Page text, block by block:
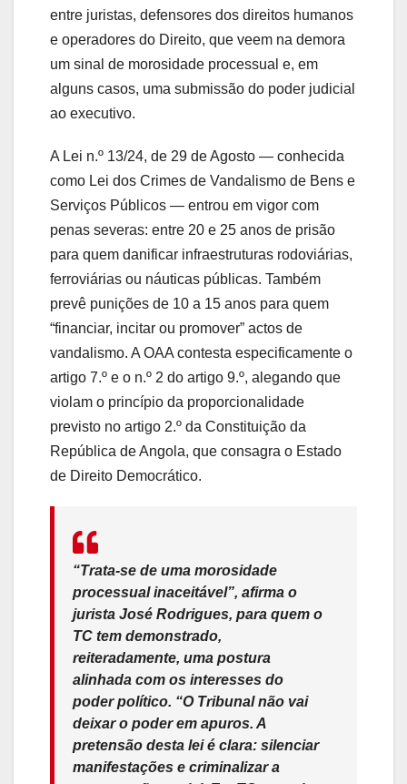
entre juristas, defensores dos direitos humanos
e operadores do Direito, que veem na demora
um sinal de morosidade processual e, em
alguns casos, uma submissão do poder judicial
ao executivo.
A Lei n.º 13/24, de 29 de Agosto — conhecida
como Lei dos Crimes de Vandalismo de Bens e
Serviços Públicos — entrou em vigor com
penas severas: entre 20 e 25 anos de prisão
para quem danificar infraestruturas rodoviárias,
ferroviárias ou náuticas públicas. Também
prevê punições de 10 a 15 anos para quem
“financiar, incitar ou promover” actos de
vandalismo. A OAA contesta especificamente o
artigo 7.º e o n.º 2 do artigo 9.º, alegando que
violam o princípio da proporcionalidade
previsto no artigo 2.º da Constituição da
República de Angola, que consagra o Estado
de Direito Democrático.
“Trata-se de uma morosidade
processual inaceitável”, afirma o
jurista José Rodrigues, para quem o
TC tem demonstrado,
reiteradamente, uma postura
alinhada com os interesses do
poder político. “O Tribunal não vai
deixar o poder em apuros. A
pretensão desta lei é clara: silenciar
manifestações e criminalizar a